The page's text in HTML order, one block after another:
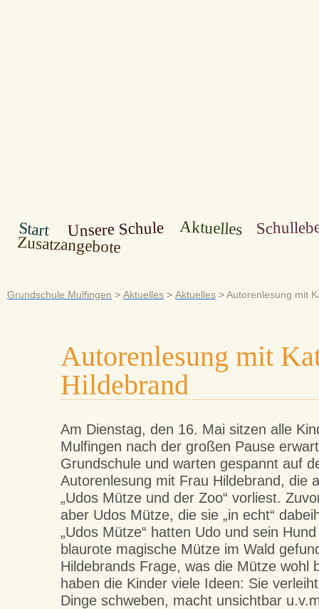
Start Unsere Schule Aktuelles
Zusatzangebote
Grundschule Mulfingen > Aktuelles > Aktuelles >Autorenlesung mit
Autorenlesung mit
Hildebrand
Am Dienstag, den 16. Mai sitzen alle
Mulfingen nach der großen Pause
Grundschule und warten gespannt auf
Autorenlesung mit Frau Hildebrand, die
„Udos Mütze und der Zoo“ vorliest.
aber Udos Mütze, die sie „in echt“
„Udos Mütze“ hatten Udo und sein
blaurote magische Mütze im Wald
Hildebrands Frage, was die Mütze wohl
haben die Kinder viele Ideen: Sie
Dinge schweben, macht unsichtbar